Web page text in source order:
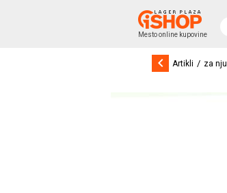
Mesto online kupovine
keyboard_arrow_left Artikli / za nju